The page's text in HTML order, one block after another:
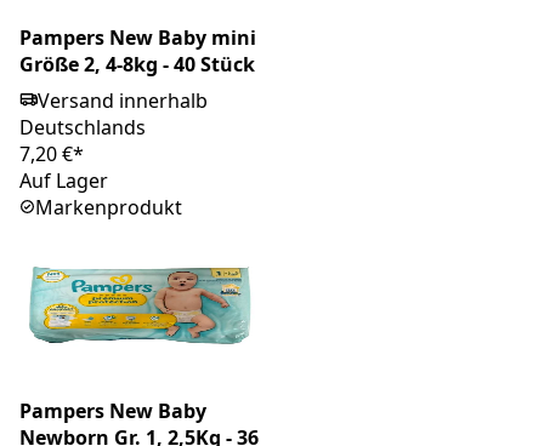
Pampers New Baby mini
Größe 2, 4-8kg - 40 Stück
Versand innerhalb
Deutschlands
7,20 €*
Auf Lager
Markenprodukt
Pampers New Baby
Newborn Gr. 1, 2,5Kg - 36